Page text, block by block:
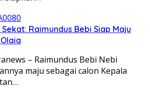
Raimundus Bebi Siap Maju
– Raimundus Bebi Nebi
maju sebagai calon Kepala